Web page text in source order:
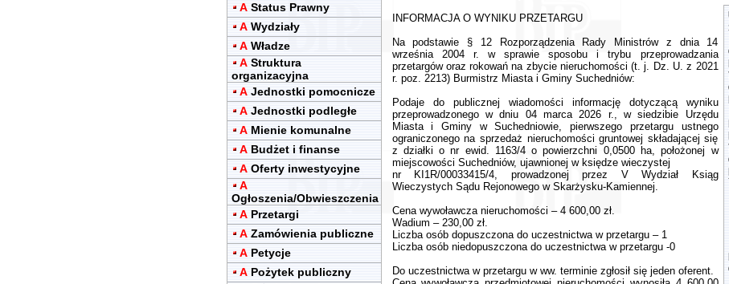
A Status Prawny
A Wydziały
A Władze
A Struktura
organizacyjna
A Jednostki pomocnicze
A Jednostki podległe
A Mienie komunalne
A Budżet i finanse
A Oferty inwestycyjne
A
Ogłoszenia/Obwieszczenia
A Przetargi
A Zamówienia publiczne
A Petycje
A Pożytek publiczny
INFORMACJA O WYNIKU PRZETARGU
Na podstawie § 12 Rozporządzenia Rady Ministrów z dnia 14
września 2004 r. w sprawie sposobu i trybu przeprowadzania
przetargów oraz rokowań na zbycie nieruchomości (t. j. Dz. U. z 2021
r. poz. 2213) Burmistrz Miasta i Gminy Suchedniów:
Podaje do publicznej wiadomości informację dotyczącą wyniku
przeprowadzonego w dniu 04 marca 2026 r., w siedzibie Urzędu
Miasta i Gminy w Suchedniowie, pierwszego przetargu ustnego
ograniczonego na sprzedaż nieruchomości gruntowej składającej się
z działki o nr ewid. 1163/4 o powierzchni 0,0500 ha, położonej w
miejscowości Suchedniów, ujawnionej w księdze wieczystej
nr KI1R/00033415/4, prowadzonej przez V Wydział Ksiąg
Wieczystych Sądu Rejonowego w Skarżysku-Kamiennej.
Cena wywoławcza nieruchomości – 4 600,00 zł.
Wadium – 230,00 zł.
Liczba osób dopuszczona do uczestnictwa w przetargu – 1
Liczba osób niedopuszczona do uczestnictwa w przetargu -0
Do uczestnictwa w przetargu w ww. terminie zgłosił się jeden oferent.